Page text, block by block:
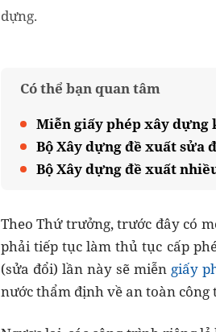
dựng.
Có thể bạn quan tâm
Miễn giấy phép xây dựng
Bộ Xây dựng đề xuất sửa
Bộ Xây dựng đề xuất
Theo Thứ trưởng, trước đây có
phải tiếp tục làm thủ tục cấp
(sửa đổi) lần này sẽ miễn giấy
nước thẩm định về an toàn